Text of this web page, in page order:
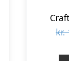
kr.